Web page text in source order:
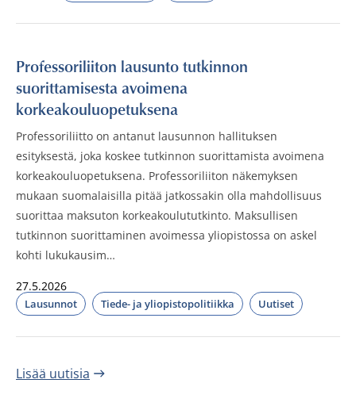
Professoriliiton lausunto tutkinnon
suorittamisesta avoimena
korkeakouluopetuksena
Professoriliitto on antanut lausunnon hallituksen
esityksestä, joka koskee tutkinnon suorittamista avoimena
korkeakouluopetuksena. Professoriliiton näkemyksen
mukaan suomalaisilla pitää jatkossakin olla mahdollisuus
suorittaa maksuton korkeakoulututkinto. Maksullisen
tutkinnon suorittaminen avoimessa yliopistossa on askel
kohti lukukausim…
Julkaistut:
27.5.2026
Lausunnot Tiede- ja yliopistopolitiikka Uutiset
Lisää uutisia